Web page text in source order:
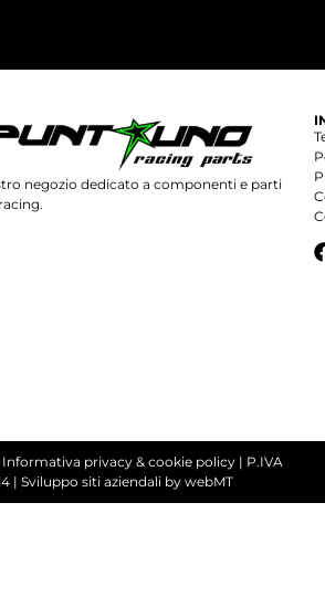
negozio dedicato a componenti e parti
Informativa privacy & cookie policy| P.IVA
| Sviluppo siti aziendaliby webMT